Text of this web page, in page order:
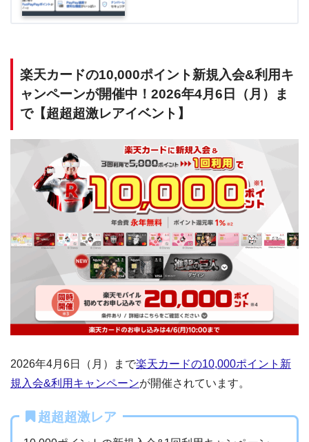
楽天カードの10,000ポイント新規入会&利用キ
ャンペーンが開催中！2026年4月6日（月）ま
で【超超超激レアイベント】
2026年4月6日（月）まで楽天カードの10,000ポイント新
規入会&利用キャンペーンが開催されています。
超超超激レア